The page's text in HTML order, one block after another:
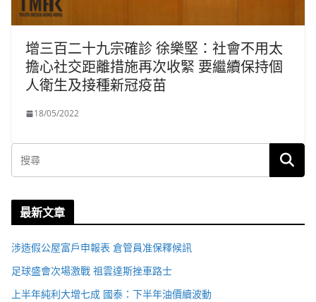
增三百二十九宗確診 徐樂堅：社會不用太
擔心社交距離措施再次收緊 要繼續保持個
人衛生及接種新冠疫苗
18/05/2022
最新文章
涉造假公屋富戶申報表 倉管員准保釋候訊
足球盛會次場激戰 祖雲達斯挫車路士
上半年純利大增七成 國泰：下半年油價續波動